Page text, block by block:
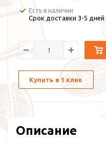
Есть в наличии
Срок доставки 3-5 дней
Купить в 1 клик
Описание